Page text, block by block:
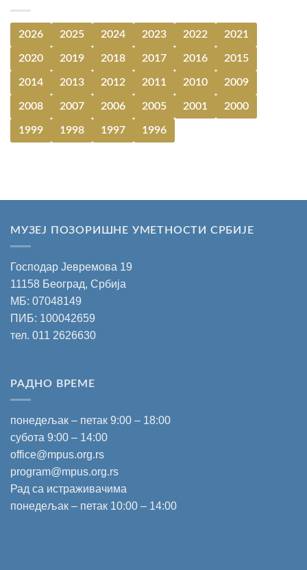
2026 2025 2024 2023 2022 2021
2020 2019 2018 2017 2016 2015
2014 2013 2012 2011 2010 2009
2008 2007 2006 2005 2001 2000
1999 1998 1997 1996
МУЗЕЈ ПОЗОРИШНЕ УМЕТНОСТИ СРБИЈЕ
Господар Јевремова 19
11158 Београд, Србија
МБ: 07048149
ПИБ: 100042659
тел. 011 2626630
РАДНО ВРЕМЕ
понедељак – петак 9:00 – 18:00
субота 9:00 – 14:00
office@mpus.org.rs
program@mpus.org.rs
Рад са истраживачима
понедељак – петак 10:00 – 14:00